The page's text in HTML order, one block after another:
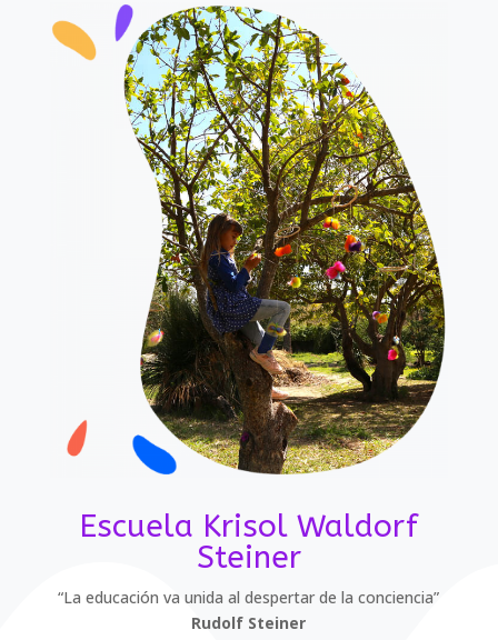
Escuela Krisol Waldorf
Steiner
“La educación va unida al despertar de la conciencia”
Rudolf Steiner